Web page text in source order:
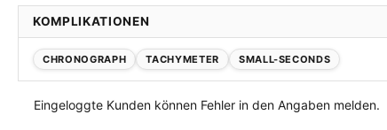
KOMPLIKATIONEN
CHRONOGRAPH TACHYMETER SMALL-SECONDS
Eingeloggte Kunden können Fehler in den Angaben melden.